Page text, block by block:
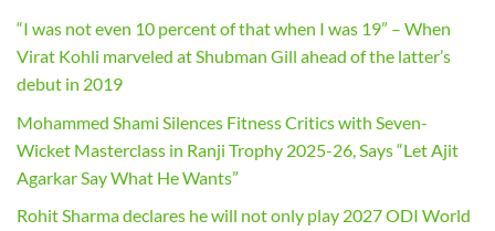
“I was not even 10 percent of that when I was 19” – When
Virat Kohli marveled at Shubman Gill ahead of the latter’s
debut in 2019
Mohammed Shami Silences Fitness Critics with Seven-
Wicket Masterclass in Ranji Trophy 2025-26, Says “Let Ajit
Agarkar Say What He Wants”
Rohit Sharma declares he will not only play 2027 ODI World